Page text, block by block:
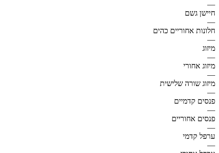
—
חיישן גשם
—
חלונות אחוריים כהים
—
מיזוג
—
מיזוג אחורי
—
מיזוג שורה שלישית
—
פנסים קדמיים
—
פנסים אחוריים
—
ערפל קדמי
—